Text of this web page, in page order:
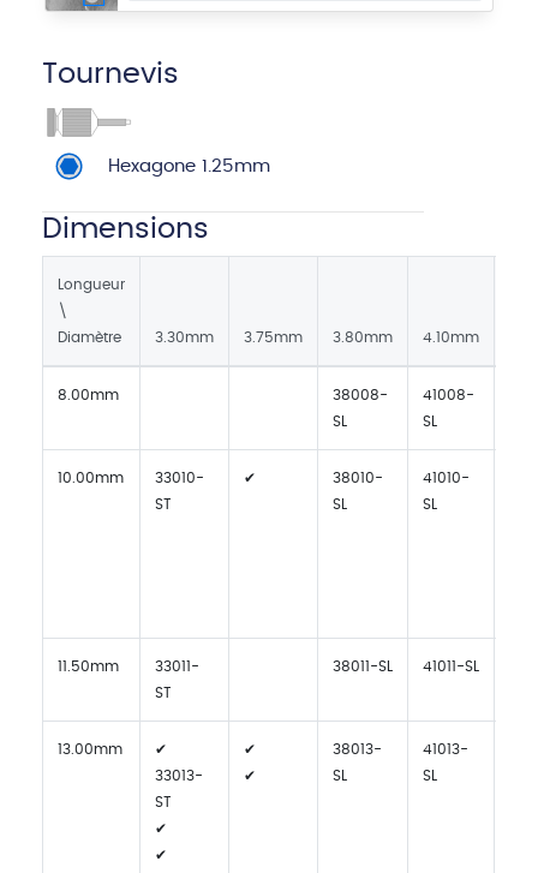
Tournevis
Hexagone 1.25mm
Dimensions
Longueur
\
Diamètre
3.30mm 3.75mm 3.80mm 4.10mm
8.00mm
38008-
SL
41008-
SL
10.00mm
33010-
ST
✔
38010-
SL
41010-
SL
11.50mm
33011-
ST
38011-SL 41011-SL
13.00mm
✔
33013-
ST
✔
✔
✔
✔
38013-
SL
41013-
SL